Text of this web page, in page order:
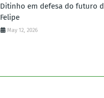
Ditinho em defesa do futuro
Felipe
May 12, 2026